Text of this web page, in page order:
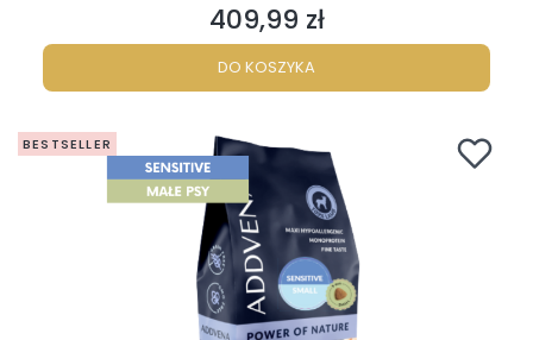
Cena
409,99 zł
DO KOSZYKA
BESTSELLER